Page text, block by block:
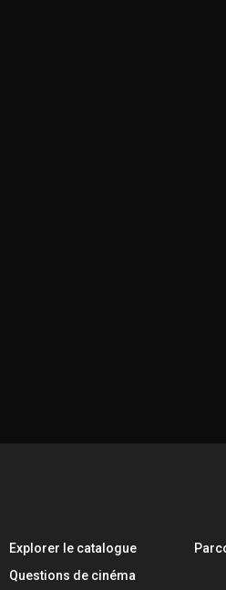
Explorer le catalogue
Questions de cinéma